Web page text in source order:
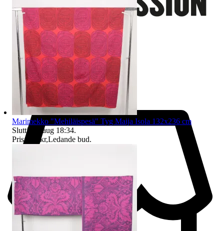
Marimekko "Mehiläispesä" Tyg Maija Isola 132x236 cm
Sluttid
16 aug 18:34.
Pris: 431 kr,Ledande bud.